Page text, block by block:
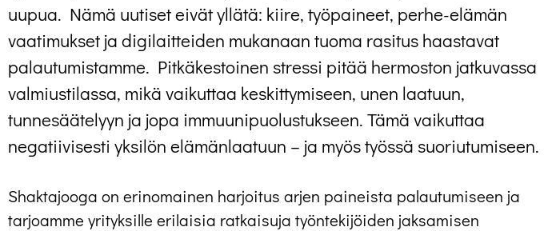
uupua. Nämä uutiset eivät yllätä: kiire, työpaineet, perhe-elämän
vaatimukset ja digilaitteiden mukanaan tuoma rasitus haastavat
palautumistamme. Pitkäkestoinen stressi pitää hermoston jatkuvassa
valmiustilassa, mikä vaikuttaa keskittymiseen, unen laatuun,
tunnesäätelyyn ja jopa immuunipuolustukseen. Tämä vaikuttaa
negatiivisesti yksilön elämänlaatuun – ja myös työssä suoriutumiseen.
Shaktajooga on erinomainen harjoitus arjen paineista palautumiseen ja
tarjoamme yrityksille erilaisia ratkaisuja työntekijöiden jaksamisen